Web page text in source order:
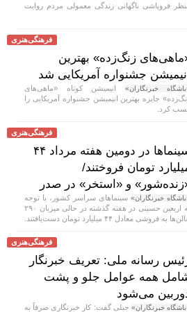
فروپاشی ناگهانی زندگی معمولی مردم روایت
فرهنگی‌هنری
زنگ‌زده» بهترین
انیمیشن جشنواره آمریکایی شد
خبرنگاران» انیمیشن کوتاه «ماهی‌های
جایزه بهترین انیمیشن جشنواره آمریکایی را
کرد.
فرهنگی‌هنری
سینماها در دومین هفته‌ مرداد ۴۴
تومان فروختند/
و «استخر» در صدر
خبرنگاران» سینماهای سراسر کشور، با توجه
به اربعین حسینی در هفته‌ گذشته در حالی میزبان ۲۹۰
۴۴ میلیارد تومان دست‌یافتند.
فرهنگی‌هنری
رسانه ملی: تعریف خبرنگار
همه عوامل جلو و پشت
می‌شود
خبرنگاران» جبلی گفت: کار خبرنگاری صرفاً به